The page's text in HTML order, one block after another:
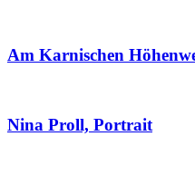
Am Karnischen
Nina Proll, Portrait